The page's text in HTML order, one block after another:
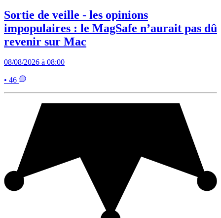
Sortie de veille - les opinions
impopulaires : le MagSafe n’aurait pas dû
revenir sur Mac
08/08/2026 à 08:00
• 46